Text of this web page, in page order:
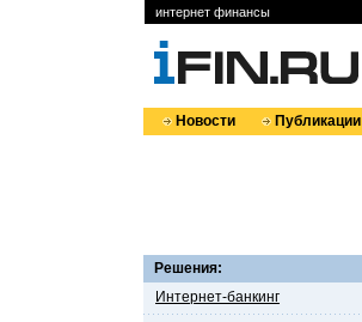
интернет финансы
Новости Публикации
Решения:
Интернет-банкинг